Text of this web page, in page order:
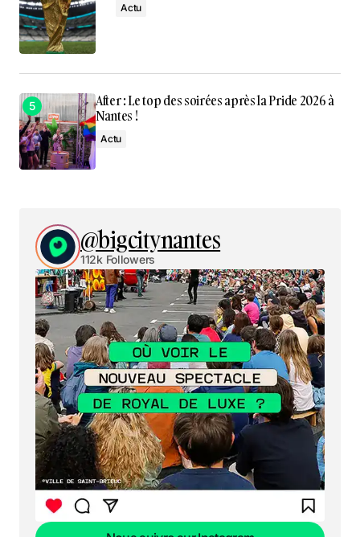
Actu
After : Le top des soirées après la Pride 2026 à
Nantes !
Actu
@bigcitynantes
112k Followers